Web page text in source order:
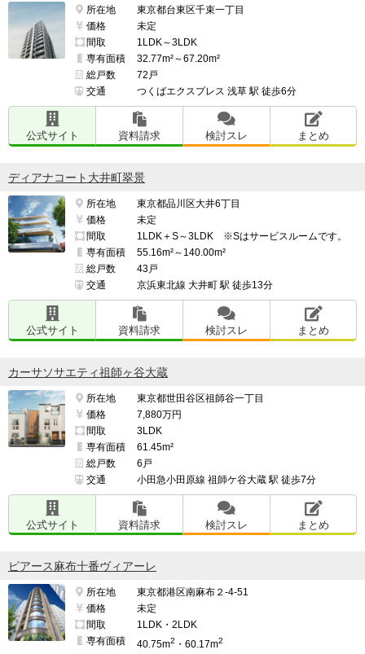
所在地
東京都台東区千束一丁目
価格
未定
間取
1LDK～3LDK
専有面積
32.77m²～67.20m²
総戸数
72戸
交通
つくばエクスプレス 浅草 駅 徒歩6分
公式サイト 資料請求 検討スレ まとめ
ディアナコート大井町翠景
所在地
東京都品川区大井6丁目
価格
未定
間取
1LDK＋S～3LDK ※Sはサービスルームです。
専有面積
55.16m²～140.00m²
総戸数
43戸
交通
京浜東北線 大井町 駅 徒歩13分
公式サイト 資料請求 検討スレ まとめ
カーサソサエティ祖師ヶ谷大蔵
所在地
東京都世田谷区祖師谷一丁目
価格
7,880万円
間取
3LDK
専有面積
61.45m²
総戸数
6戸
交通
小田急小田原線 祖師ケ谷大蔵 駅 徒歩7分
公式サイト 資料請求 検討スレ まとめ
ピアース麻布十番ヴィアーレ
所在地
東京都港区南麻布２-4-51
価格
未定
間取
1LDK・2LDK
専有面積
40.75m2 ・60.17m2